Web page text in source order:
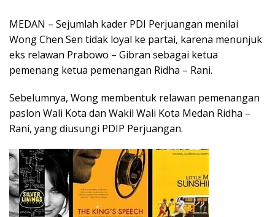
MEDAN – Sejumlah kader PDI Perjuangan menilai
Wong Chen Sen tidak loyal ke partai, karena menunjuk
eks relawan Prabowo – Gibran sebagai ketua
pemenang ketua pemenangan Ridha – Rani.
Sebelumnya, Wong membentuk relawan pemenangan
paslon Wali Kota dan Wakil Wali Kota Medan Ridha –
Rani, yang diusungi PDIP Perjuangan.